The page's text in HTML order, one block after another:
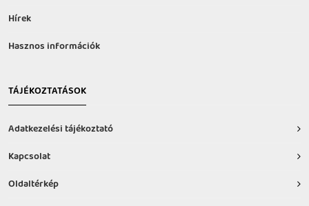
Hírek
Hasznos információk
TÁJÉKOZTATÁSOK
Adatkezelési tájékoztató
Kapcsolat
Oldaltérkép